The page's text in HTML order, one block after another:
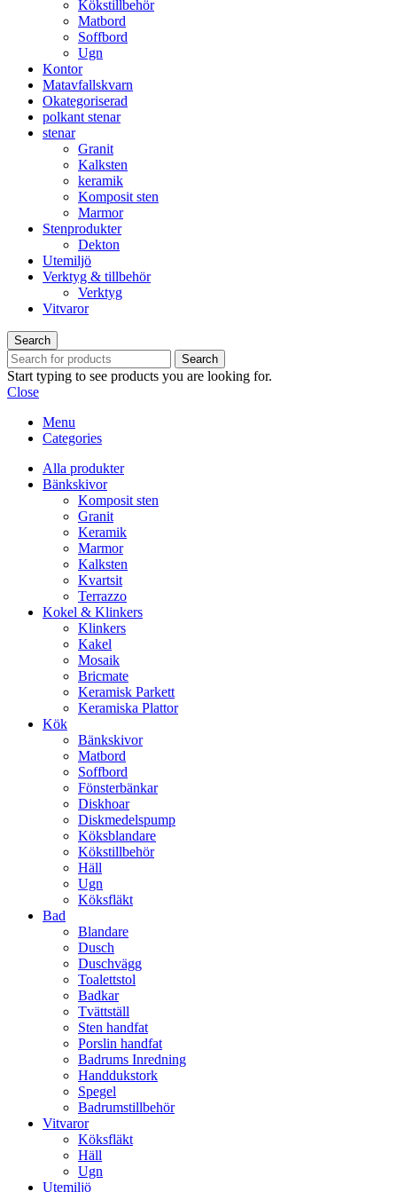
Kökstillbehör
Matbord
Soffbord
Ugn​
Kontor
Matavfallskvarn
Okategoriserad
polkant stenar
stenar
Granit
Kalksten
keramik
Komposit sten
Marmor
Stenprodukter
Dekton
Utemiljö
Verktyg & tillbehör
Verktyg
Vitvaror
Search
Search
Start typing to see products you are looking for.
Close
Menu
Categories
Alla produkter
Bänkskivor
Komposit sten
Granit
Keramik
Marmor
Kalksten
Kvartsit
Terrazzo
Kokel & Klinkers
Klinkers
Kakel
Mosaik
Bricmate
Keramisk Parkett
Keramiska Plattor
Kök
Bänkskivor
Matbord
Soffbord
Fönsterbänkar
Diskhoar
Diskmedelspump
Köksblandare
Kökstillbehör
Häll
Ugn
Köksfläkt
Bad
Blandare
Dusch
Duschvägg
Toalettstol
Badkar
Tvättställ
Sten handfat
Porslin handfat
Badrums Inredning
Handdukstork​
Spegel
Badrumstillbehör
Vitvaror
Köksfläkt
Häll
Ugn
Utemiljö